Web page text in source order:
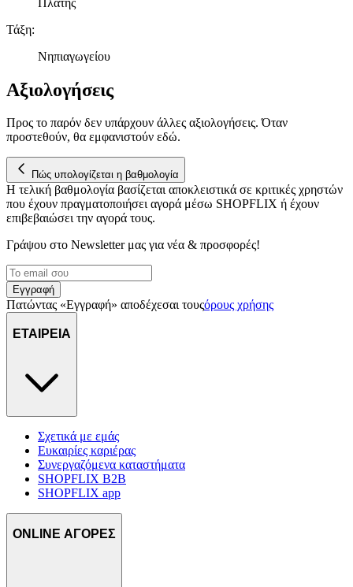
Τάξη:
Νηπιαγωγείου
Αξιολογήσεις
Προς το παρόν δεν υπάρχουν άλλες αξιολογήσεις. Όταν
προστεθούν, θα εμφανιστούν εδώ.
Πώς υπολογίζεται η βαθμολογία
Η τελική βαθμολογία βασίζεται αποκλειστικά σε κριτικές χρηστών
που έχουν πραγματοποιήσει αγορά μέσω SHOPFLIX ή έχουν
επιβεβαιώσει την αγορά τους.
Γράψου στο Νewsletter μας για νέα & προσφορές!
Εγγραφή
Πατώντας «Εγγραφή» αποδέχεσαι τουςόρους χρήσης
ΕΤΑΙΡΕΙΑ
Σχετικά με εμάς
Ευκαιρίες καριέρας
Συνεργαζόμενα καταστήματα
SHOPFLIX B2B
SHOPFLIX app
ONLINE ΑΓΟΡΕΣ